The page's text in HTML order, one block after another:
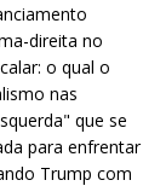
direita no
o qual o
nas
que se
para enfrentar
Trump com